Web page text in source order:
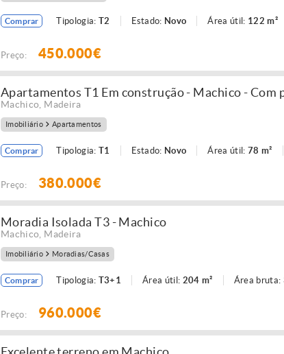
Comprar Tipologia: T2 Estado: Novo Área útil: 122 m²
Preço: 450.000€
Apartamentos T1 Em construção - Machico -
Machico Madeira
Imobiliário Apartamentos
Comprar Tipologia: T1 Estado: Novo Área útil: 78 m²
Preço: 380.000€
Moradia Isolada T3 - Machico
Machico Madeira
Imobiliário Moradias/Casas
Comprar Tipologia: T3+1 Área útil: 204 m² Área bruta:
Preço: 960.000€